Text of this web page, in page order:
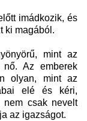
imádkozik, és
ki magából.
mint az
Az emberek
olyan, mint az
elé és kéri,
csak nevelt
az igazságot.